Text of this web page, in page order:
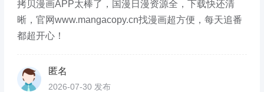
拷贝漫画APP太棒了，国漫日漫资源全，下载快还清
晰，官网www.mangacopy.cn找漫画超方便，每天追番
都超开心！
匿名
2026-07-30 发布